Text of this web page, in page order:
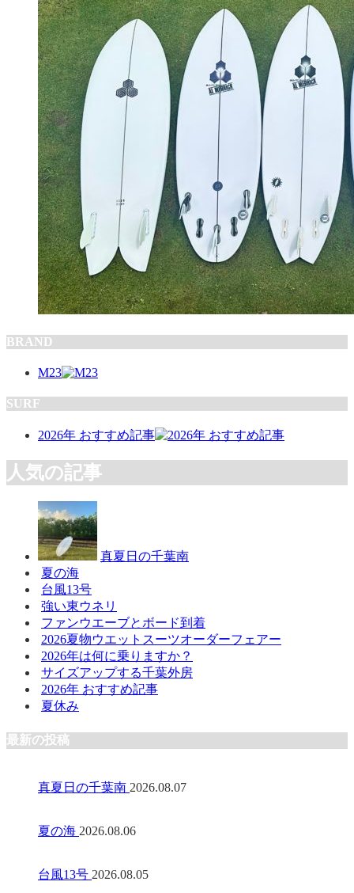
BRAND
M23
SURF
2026年 おすすめ記事
人気の記事
真夏日の千葉南
夏の海
台風13号
強い東ウネリ
ファンウエーブとボード到着
2026夏物ウエットスーツオーダーフェアー
2026年は何に乗りますか？
サイズアップする千葉外房
2026年 おすすめ記事
夏休み
最新の投稿
真夏日の千葉南 2026.08.07
夏の海 2026.08.06
台風13号 2026.08.05